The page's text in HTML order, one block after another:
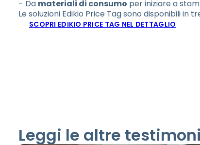
Da materiali di consumo per iniziare a
Le soluzioni Edikio Price Tag sono disponibili in
SCOPRI EDIKIO PRICE TAG NEL DETTAGLIO
Leggi le altre